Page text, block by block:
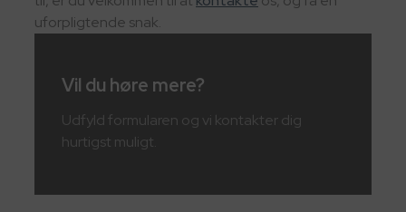
uforpligtende snak.
Vil du høre mere?
Udfyld formularen og vi kontakter dig
hurtigst muligt.